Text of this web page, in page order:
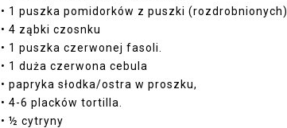
• 1 puszka pomidorków z puszki (rozdrobnionych)
• 4 ząbki czosnku
• 1 puszka czerwonej fasoli.
• 1 duża czerwona cebula
• papryka słodka/ostra w proszku,
• 4-6 placków tortilla.
• ½ cytryny